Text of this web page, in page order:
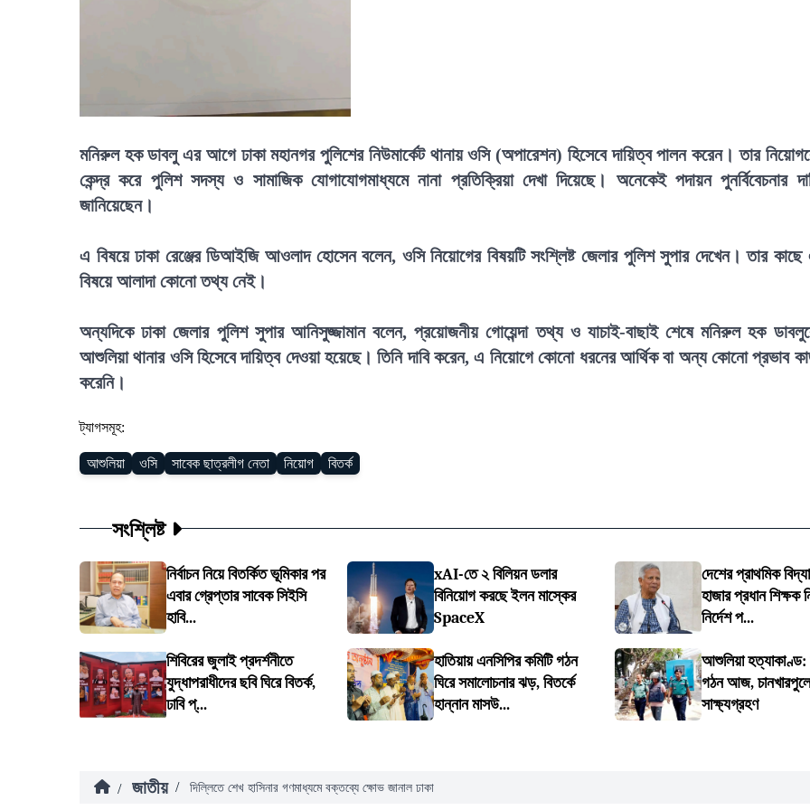
মনিরুল হক ডাবলু এর আগে ঢাকা মহানগর পুলিশের নিউমার্কেট থানায় ওসি (অপারেশন) হিসেবে দায়িত্ব পালন করেন। তার
কেন্দ্র করে পুলিশ সদস্য ও সামাজিক যোগাযোগমাধ্যমে নানা প্রতিক্রিয়া দেখা দিয়েছে। অনেকেই পদায়ন পুনর্বিবেচনার
জানিয়েছেন।
এ বিষয়ে ঢাকা রেঞ্জের ডিআইজি আওলাদ হোসেন বলেন, ওসি নিয়োগের বিষয়টি সংশ্লিষ্ট জেলার পুলিশ সুপার দেখেন। তার কাছে
বিষয়ে আলাদা কোনো তথ্য নেই।
অন্যদিকে ঢাকা জেলার পুলিশ সুপার আনিসুজ্জামান বলেন, প্রয়োজনীয় গোয়েন্দা তথ্য ও যাচাই-বাছাই শেষে মনিরুল হক
আশুলিয়া থানার ওসি হিসেবে দায়িত্ব দেওয়া হয়েছে। তিনি দাবি করেন, এ নিয়োগে কোনো ধরনের আর্থিক বা অন্য কোনো প্রভাব
করেনি।
ট্যাগসমূহ:
আশুলিয়া ওসি সাবেক ছাত্রলীগ নেতা নিয়োগ বিতর্ক
সংশ্লিষ্ট
নির্বাচন নিয়ে বিতর্কিত ভূমিকার পর
এবার গ্রেপ্তার সাবেক সিইসি
হাবি...
xAI-তে ২ বিলিয়ন ডলার
বিনিয়োগ করছে ইলন মাস্কের
SpaceX
দেশের প্রাথমিক
হাজার প্রধান শিক্ষক
নির্দেশ প...
শিবিরের জুলাই প্রদর্শনীতে
যুদ্ধাপরাধীদের ছবি ঘিরে বিতর্ক,
ঢাবি প্...
হাতিয়ায় এনসিপির কমিটি গঠন
ঘিরে সমালোচনার ঝড়, বিতর্কে
হান্নান মাসউ...
আশুলিয়া
গঠন আজ, চানখারপুলে
সাক্ষ্যগ্রহণ
/ জাতীয় / দিল্লিতে শেখ হাসিনার গণমাধ্যমে বক্তব্যে ক্ষোভ জানাল ঢাকা